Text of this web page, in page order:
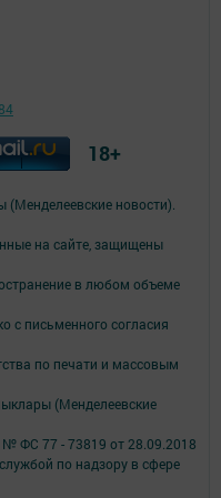
новости).
на сайте, защищены
в любом объеме
с письменного согласия
по печати и массовым
(Менделеевские
ФС 77 - 73819 от 28.09.2018
по надзору в сфере
18+